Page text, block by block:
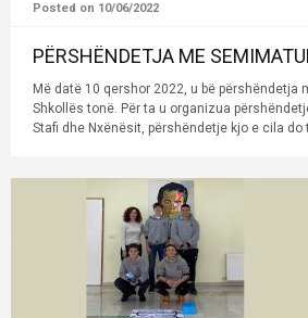
Posted on 10/06/2022
PËRSHËNDETJA ME
Më datë 10 qershor 2022, u bë përshëndetja
Shkollës tonë. Për ta u organizua
Stafi dhe Nxënësit, përshëndetje kjo e cila do